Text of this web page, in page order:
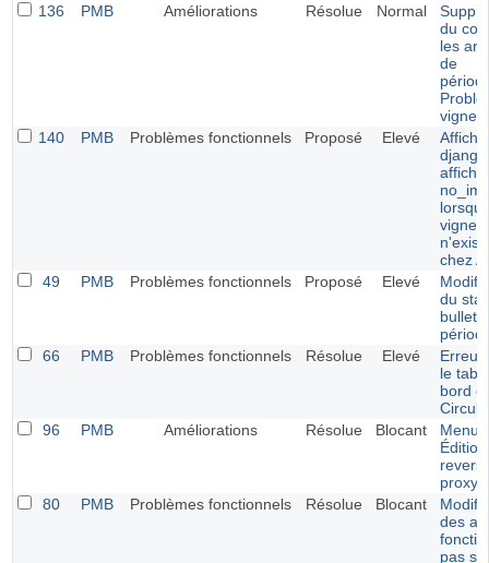
136
PMB Améliorations Résolue Normal
du
les
de
140
PMB Problèmes fonctionnels Proposé Elevé
chez
49
PMB Problèmes fonctionnels Proposé Elevé
du
66
PMB Problèmes fonctionnels Résolue Elevé
Erreur
le
bord
96
PMB Améliorations Résolue Blocant
Menu
proxy
80
PMB Problèmes fonctionnels Résolue Blocant
des
pas